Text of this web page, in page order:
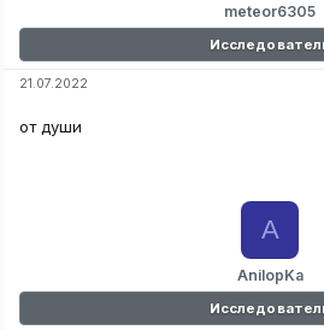
meteor6305
21.07.2022
от души
AnilopKa
A